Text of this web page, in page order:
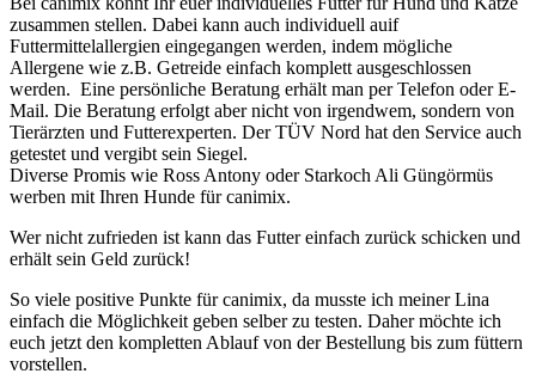
zusammen stellen. Dabei kann auch individuell auif
Futtermittelallergien eingegangen werden, indem mögliche
Allergene wie z.B. Getreide einfach komplett ausgeschlossen
werden. Eine persönliche Beratung erhält man per Telefon oder E-
Mail. Die Beratung erfolgt aber nicht von irgendwem, sondern von
Tierärzten und Futterexperten. Der TÜV Nord hat den Service auch
getestet und vergibt sein Siegel.
Diverse Promis wie Ross Antony oder Starkoch Ali Güngörmüs
werben mit Ihren Hunde für canimix.
Wer nicht zufrieden ist kann das Futter einfach zurück schicken und
erhält sein Geld zurück!
So viele positive Punkte für canimix, da musste ich meiner Lina
einfach die Möglichkeit geben selber zu testen. Daher möchte ich
euch jetzt den kompletten Ablauf von der Bestellung bis zum füttern
vorstellen.